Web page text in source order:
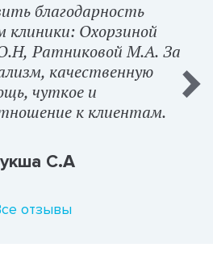
благодарность
клиники: Охорзиной
Ратниковой М.А. За
качественную
чуткое и
к клиентам.
С.А
отзывы